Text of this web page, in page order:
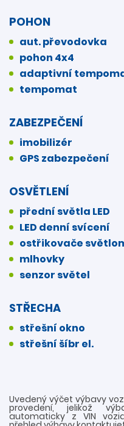
POHON
aut. převodovka
pohon 4x4
adaptivní
tempomat
ZABEZPEČENÍ
imobilizér
GPS zabezpečení
OSVĚTLENÍ
přední světla LED
LED denní svícení
ostřikovače
mlhovky
senzor světel
STŘECHA
střešní okno
střešní šíbr el.
Uvedený výčet výbavy
provedení, jelikož
automaticky z VIN